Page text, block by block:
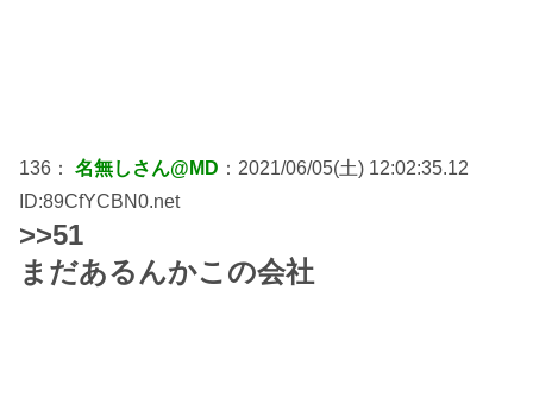
136： 名無しさん@MD ：2021/06/05(土) 12:02:35.12
ID:89CfYCBN0.net
>>51
まだあるんかこの会社